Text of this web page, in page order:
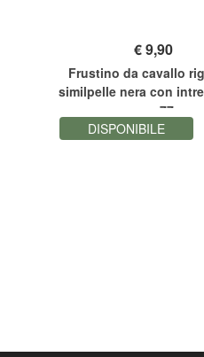
€9,90
Frustino da cavallo
similpelle nera con
a mano 77 cm
DISPONIBILE